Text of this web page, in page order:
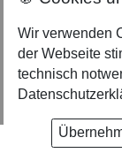
Wir verwenden
der Webseite
technisch